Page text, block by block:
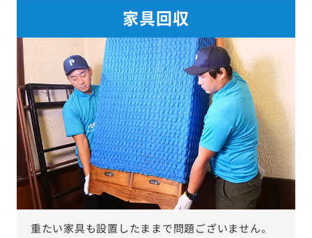
家具回収
重たい家具も設置したままで問題ございません。